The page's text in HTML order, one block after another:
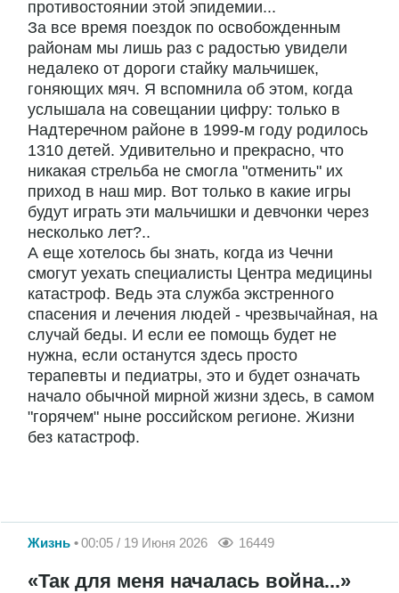
противостоянии этой эпидемии...
За все время поездок по освобожденным
районам мы лишь раз с радостью увидели
недалеко от дороги стайку мальчишек,
гоняющих мяч. Я вспомнила об этом, когда
услышала на совещании цифру: только в
Надтеречном районе в 1999-м году родилось
1310 детей. Удивительно и прекрасно, что
никакая стрельба не смогла "отменить" их
приход в наш мир. Вот только в какие игры
будут играть эти мальчишки и девчонки через
несколько лет?..
А еще хотелось бы знать, когда из Чечни
смогут уехать специалисты Центра медицины
катастроф. Ведь эта служба экстренного
спасения и лечения людей - чрезвычайная, на
случай беды. И если ее помощь будет не
нужна, если останутся здесь просто
терапевты и педиатры, это и будет означать
начало обычной мирной жизни здесь, в самом
"горячем" ныне российском регионе. Жизни
без катастроф.
Жизнь 00:05 / 19 Июня 2026 16449
«Так для меня началась война...»